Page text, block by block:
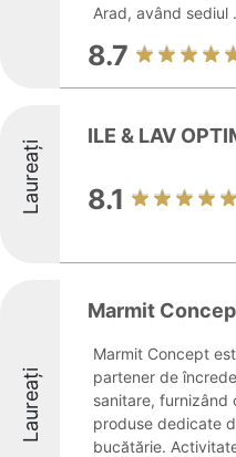
Arad, având sediul
8.7
Laureați
ILE & LAV
8.1
Laureați
Marmit
Marmit Concept
partener de
sanitare, furnizând
produse dedicate
bucătărie.